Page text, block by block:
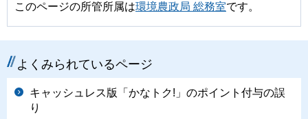
このページの所管所属は環境農政局 総務室です。
よくみられているページ
キャッシュレス版「かなトク!」のポイント付与の誤
り